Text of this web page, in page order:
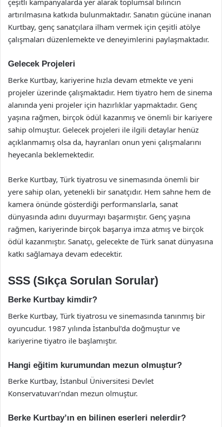
çeşitli kampanyalarda yer alarak toplumsal bilincin
artırılmasına katkıda bulunmaktadır. Sanatın gücüne inanan
Kurtbay, genç sanatçılara ilham vermek için çeşitli atölye
çalışmaları düzenlemekte ve deneyimlerini paylaşmaktadır.
Gelecek Projeleri
Berke Kurtbay, kariyerine hızla devam etmekte ve yeni
projeler üzerinde çalışmaktadır. Hem tiyatro hem de sinema
alanında yeni projeler için hazırlıklar yapmaktadır. Genç
yaşına rağmen, birçok ödül kazanmış ve önemli bir kariyere
sahip olmuştur. Gelecek projeleri ile ilgili detaylar henüz
açıklanmamış olsa da, hayranları onun yeni çalışmalarını
heyecanla beklemektedir.
Berke Kurtbay, Türk tiyatrosu ve sinemasında önemli bir
yere sahip olan, yetenekli bir sanatçıdır. Hem sahne hem de
kamera önünde gösterdiği performanslarla, sanat
dünyasında adını duyurmayı başarmıştır. Genç yaşına
rağmen, kariyerinde birçok başarıya imza atmış ve birçok
ödül kazanmıştır. Sanatçı, gelecekte de Türk sanat dünyasına
katkı sağlamaya devam edecektir.
SSS (Sıkça Sorulan Sorular)
Berke Kurtbay kimdir?
Berke Kurtbay, Türk tiyatrosu ve sinemasında tanınmış bir
oyuncudur. 1987 yılında İstanbul’da doğmuştur ve
kariyerine tiyatro ile başlamıştır.
Hangi eğitim kurumundan mezun olmuştur?
Berke Kurtbay, İstanbul Üniversitesi Devlet
Konservatuvarı’ndan mezun olmuştur.
Berke Kurtbay’ın en bilinen eserleri nelerdir?